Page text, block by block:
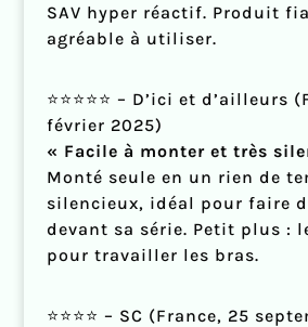
SAV hyper réactif. Produit
agréable à utiliser.
⭐⭐⭐⭐⭐ – D’ici et d’ailleurs
février 2025)
« Facile à monter et très
Monté seule en un rien de
silencieux, idéal pour faire
devant sa série. Petit plus :
pour travailler les bras.
⭐⭐⭐⭐ – SC (France, 25